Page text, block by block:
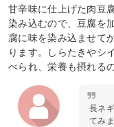
甘辛味に仕上げた肉豆
染み込むので、豆腐を
腐に味を染み込ませて
ります。しらたきやシ
べられ、栄養も摂れる
長ネ
てみ